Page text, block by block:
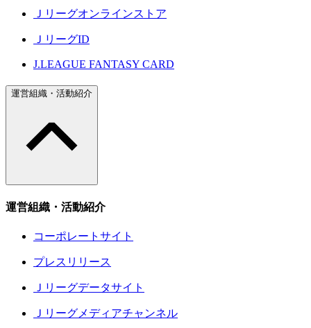
Ｊリーグオンラインストア
ＪリーグID
J.LEAGUE FANTASY CARD
運営組織・活動紹介
運営組織・活動紹介
コーポレートサイト
プレスリリース
Ｊリーグデータサイト
Ｊリーグメディアチャンネル